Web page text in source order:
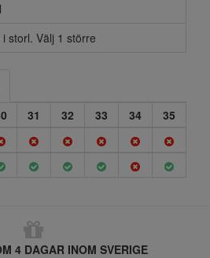
i storl. Välj 1 större
31 32 33 34
35
4 DAGAR INOM SVERIGE